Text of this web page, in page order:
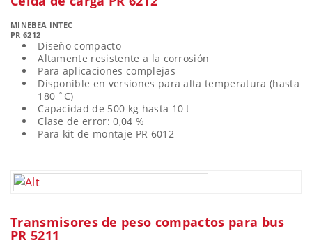
MINEBEA INTEC
PR 6212
Diseño compacto
Altamente resistente a la corrosión
Para aplicaciones complejas
Disponible en versiones para alta temperatura (hasta
180 ˚C)
Capacidad de 500 kg hasta 10 t
Clase de error: 0,04 %
Para kit de montaje PR 6012
Transmisores de peso compactos para bus
PR 5211